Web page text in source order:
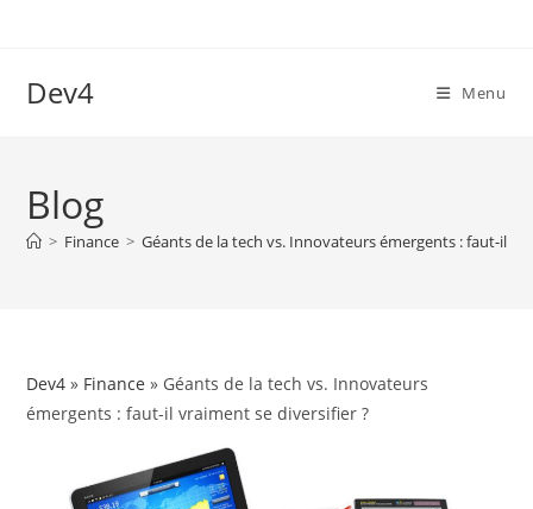
Dev4 Menu
Blog
> Finance > Géants de la tech vs. Innovateurs émergents : faut-il
Dev4 » Finance » Géants de la tech vs. Innovateurs
émergents : faut-il vraiment se diversifier ?